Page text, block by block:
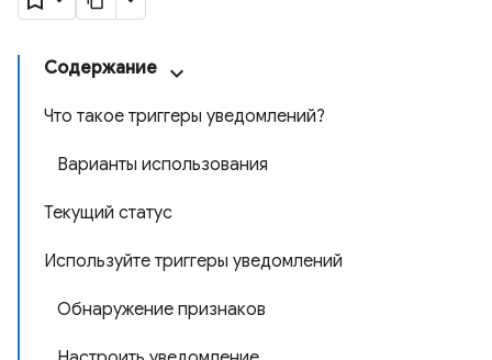
Содержание
Что такое триггеры уведомлений?
Варианты использования
Текущий статус
Используйте триггеры уведомлений
Обнаружение признаков